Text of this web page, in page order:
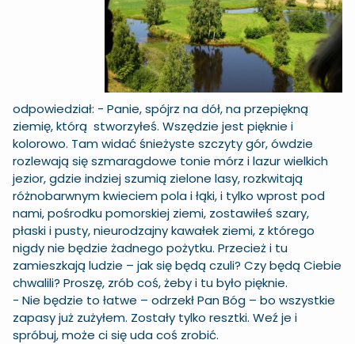
odpowiedział: - Panie, spójrz na dół, na przepiękną
ziemię, którą stworzyłeś. Wszędzie jest pięknie i
kolorowo. Tam widać śnieżyste szczyty gór, ówdzie
rozlewają się szmaragdowe tonie mórz i lazur wielkich
jezior, gdzie indziej szumią zielone lasy, rozkwitają
różnobarwnym kwieciem pola i łąki, i tylko wprost pod
nami, pośrodku pomorskiej ziemi, zostawiłeś szary,
płaski i pusty, nieurodzajny kawałek ziemi, z którego
nigdy nie będzie żadnego pożytku. Przecież i tu
zamieszkają ludzie – jak się będą czuli? Czy będą Ciebie
chwalili? Proszę, zrób coś, żeby i tu było pięknie.
- Nie będzie to łatwe – odrzekł Pan Bóg – bo wszystkie
zapasy już zużyłem. Zostały tylko resztki. Weź je i
spróbuj, może ci się uda coś zrobić.